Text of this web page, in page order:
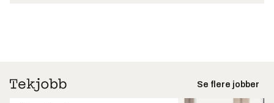
Se flere jobber